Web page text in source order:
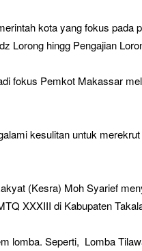
kota yang fokus pada
Lorong hingg Pengajian
fokus Pemkot Makassar
kesulitan untuk
(Kesra) Moh Syarief
XXXIII di Kabupaten
lomba. Seperti, Lomba